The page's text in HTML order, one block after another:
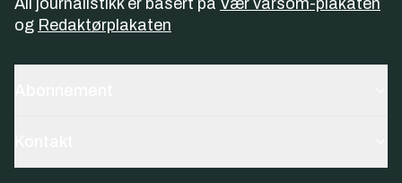
og Redaktørplakaten